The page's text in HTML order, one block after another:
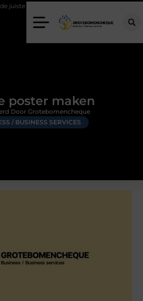
voor uw project
poster maken
/ BUSINESS SERVICES
Door Grotebomencheque